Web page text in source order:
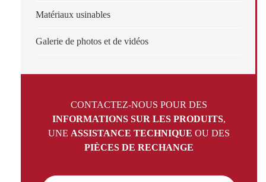
Matériaux usinables
Galerie de photos et de vidéos
CONTACTEZ-NOUS POUR DES
INFORMATIONS SUR LES PRODUITS,
UNE ASSISTANCE TECHNIQUE OU DES
PIÈCES DE RECHANGE